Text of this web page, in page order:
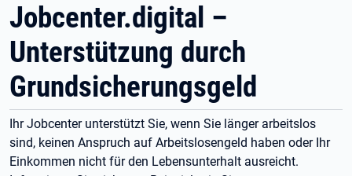
Jobcenter.digital –
Unterstützung durch
Grundsicherungsgeld
Ihr Jobcenter unterstützt Sie, wenn Sie länger arbeitslos
sind, keinen Anspruch auf Arbeitslosengeld haben oder Ihr
Einkommen nicht für den Lebensunterhalt ausreicht.